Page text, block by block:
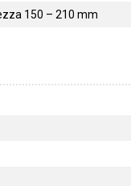
150 – 210 mm